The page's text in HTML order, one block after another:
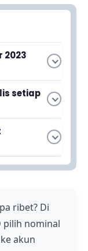
2023
skin
besar
untuk
informasi
Mobile
setiap
bulan
rilis
dan
dikenali.
eksklusif
skin ini
ribet? Di
pilih nominal
akun